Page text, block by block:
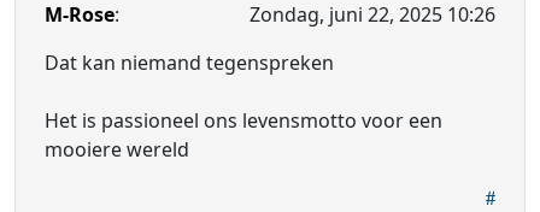
M-Rose:
Zondag, juni 22, 2025 10:26
Dat kan niemand tegenspreken
Het is passioneel ons levensmotto voor een
mooiere wereld